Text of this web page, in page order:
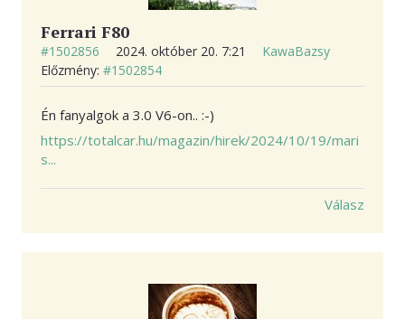
Ferrari F80
#1502856 2024. október 20. 7:21
KawaBazsy
Előzmény: #1502854
Én fanyalgok a 3.0 V6-on.. :-)
https://totalcar.hu/magazin/hirek/2024/10/19/mari
s...
Válasz